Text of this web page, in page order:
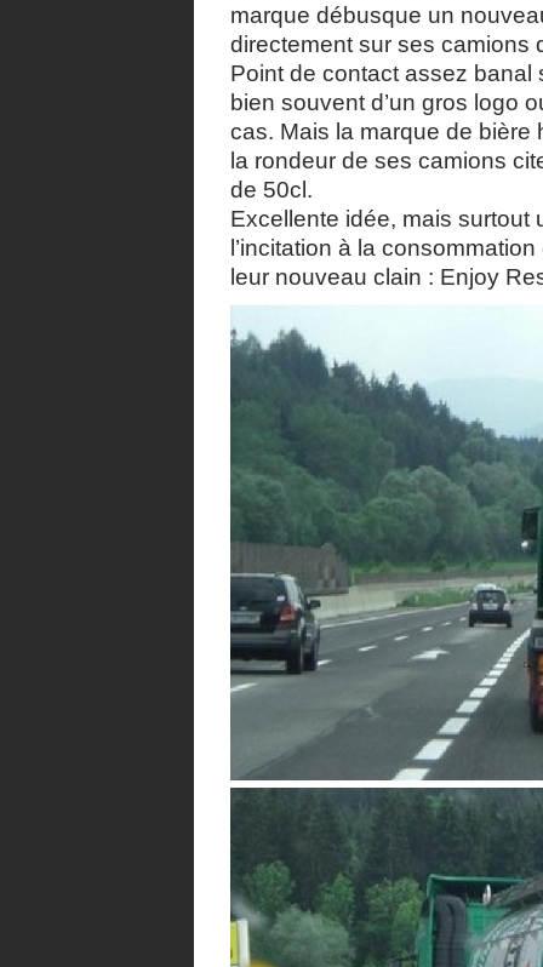
marque débusque un
directement sur ses camions
Point de contact assez
bien souvent d’un gros logo
cas. Mais la marque de bière
la rondeur de ses camions
de 50cl.
Excellente idée, mais surtout
l’incitation à la
leur nouveau clain : Enjoy